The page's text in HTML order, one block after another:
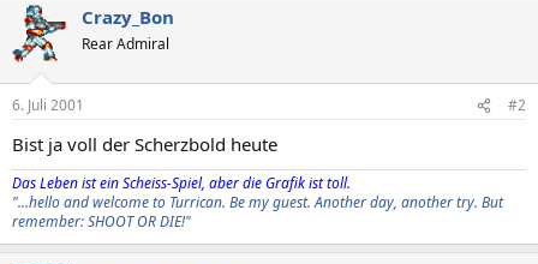
Crazy_Bon
Rear Admiral
6. Juli 2001 #2
Bist ja voll der Scherzbold heute
Das Leben ist ein Scheiss-Spiel, aber die Grafik ist toll.
"...hello and welcome to Turrican. Be my guest. Another day, another try. But
remember: SHOOT OR DIE!"